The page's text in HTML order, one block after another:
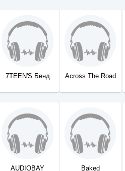
7TEEN'S Бенд Across The Road
AUDIOBAY Baked